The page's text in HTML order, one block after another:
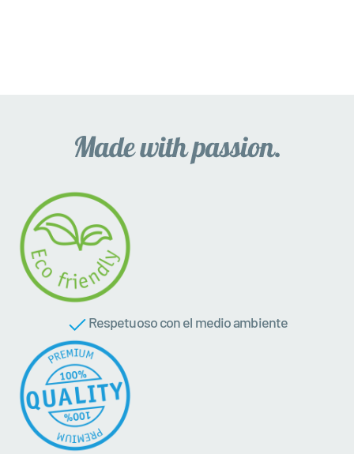
Respetuoso con el medio ambiente